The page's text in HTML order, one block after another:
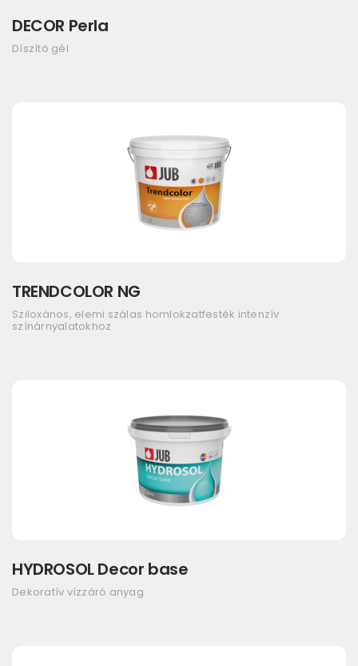
DECOR Perla
Díszítő gél
TRENDCOLOR NG
Sziloxános, elemi szálas homlokzatfesték intenzív
színárnyalatokhoz
HYDROSOL Decor base
Dekoratív vízzáró anyag